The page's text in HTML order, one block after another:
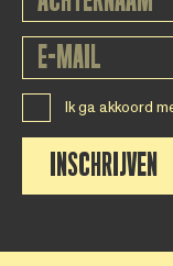
Ik ga akkoord
INSCHRIJVEN